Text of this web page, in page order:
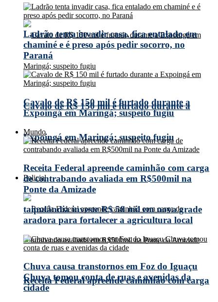
Cavalo de R$ 150 mil é furtado durante a
Expoingá em Maringá; suspeito fugiu
Policial
Receita Federal apreende caminhão com carga
Ladrão tenta invadir casa, fica entalado em
chaminé e é preso após pedir socorro, no
Paraná
Cavalo de R$ 150 mil é furtado durante a
Expoingá em Maringá; suspeito fugiu
Mundo
Receita Federal apreende caminhão com carga
de contrabando avaliada em R$500mil na
Ponte da Amizade
taipulândia investe R$ 58 mil em nova grade
aradora para fortalecer a agricultura local
Chuva causa transtornos em Foz do Iguaçu
Chuva tomou conta de ruas e avenidas da
cidade